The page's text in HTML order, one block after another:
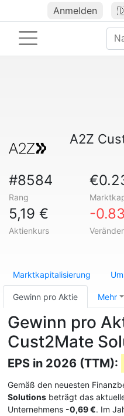
Anmelden
A2Z
#8584
Rang
5,19 €
Aktienkurs
-
Marktkapitalisierung
Gewinn pro Aktie Mehr
Gewinn pro
Cust2Mate
EPS in 2026 (TTM):
Gemäß den neuesten
Solutions beträgt das
Unternehmens -0,69 €. Im